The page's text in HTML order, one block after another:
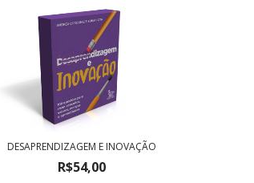
DESAPRENDIZAGEM E INOVAÇÃO
R$54,00